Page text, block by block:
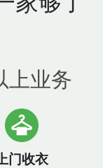
上业务
门收衣